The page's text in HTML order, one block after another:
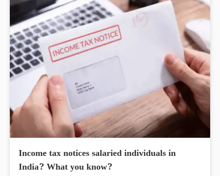
Income tax notices salaried individuals in
India? What you know?